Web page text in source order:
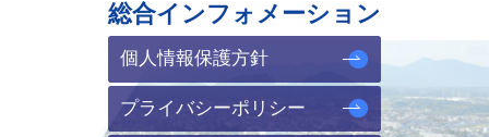
総合インフォメーション
個人情報保護方針
プライバシーポリシー